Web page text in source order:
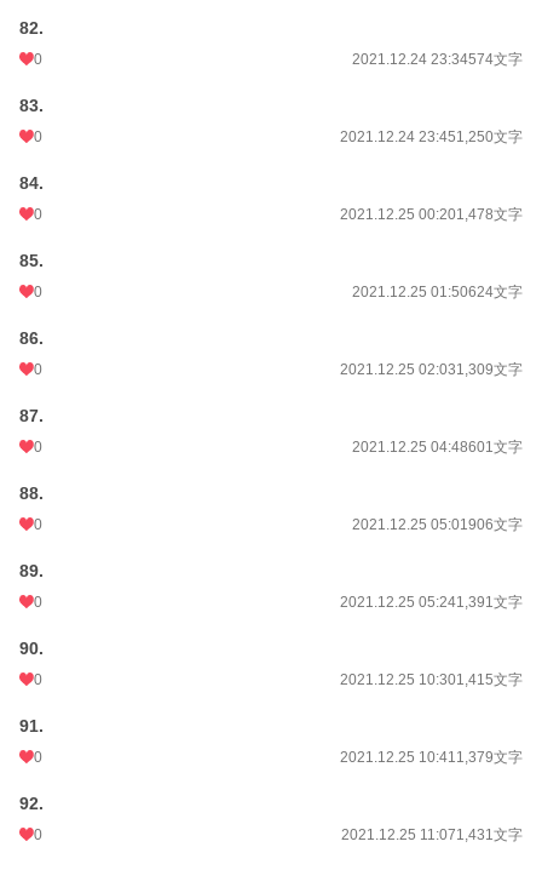
82.
0 2021.12.24 23:34574文字
83.
0 2021.12.24 23:451,250文字
84.
0 2021.12.25 00:201,478文字
85.
0 2021.12.25 01:50624文字
86.
0 2021.12.25 02:031,309文字
87.
0 2021.12.25 04:48601文字
88.
0 2021.12.25 05:01906文字
89.
0 2021.12.25 05:241,391文字
90.
0 2021.12.25 10:301,415文字
91.
0 2021.12.25 10:411,379文字
92.
0 2021.12.25 11:071,431文字